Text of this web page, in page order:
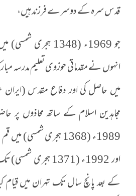
قدس سرہ کے دوسرے فرزند ہیں،
جو 1969ء (1348
انہوں نے مقدماتی حوزوی تعلیم مدرسہ
میں حاصل کی اور دفاع مقدس
مجاہدین اسلام کے ساتھ محاذوں
1989ء (1368 ہجری
اور 1992ء (1371
کے بعد پانچ سال تک تہران میں قیام